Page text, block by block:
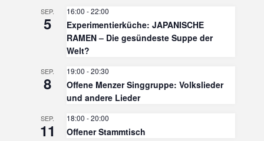
SEP.
5
16:00 -22:00
Experimentierküche: JAPANISCHE
RAMEN – Die gesündeste Suppe der
Welt?
SEP.
8
19:00 -20:30
Offene Menzer Singgruppe: Volkslieder
und andere Lieder
SEP.
11
18:00 -20:00
Offener Stammtisch